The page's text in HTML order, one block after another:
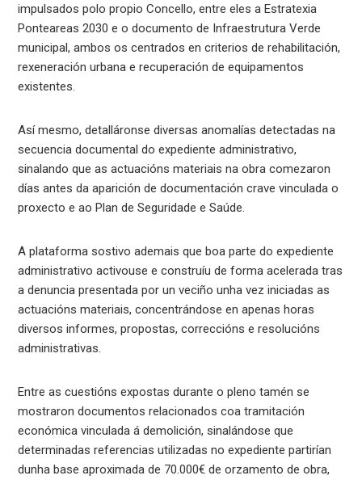
impulsados polo propio Concello, entre eles a Estratexia
Ponteareas 2030 e o documento de Infraestrutura Verde
municipal, ambos os centrados en criterios de rehabilitación,
rexeneración urbana e recuperación de equipamentos
existentes.
Así mesmo, detalláronse diversas anomalías detectadas na
secuencia documental do expediente administrativo,
sinalando que as actuacións materiais na obra comezaron
días antes da aparición de documentación crave vinculada o
proxecto e ao Plan de Seguridade e Saúde.
A plataforma sostivo ademais que boa parte do expediente
administrativo activouse e construíu de forma acelerada tras
a denuncia presentada por un veciño unha vez iniciadas as
actuacións materiais, concentrándose en apenas horas
diversos informes, propostas, correccións e resolucións
administrativas.
Entre as cuestións expostas durante o pleno tamén se
mostraron documentos relacionados coa tramitación
económica vinculada á demolición, sinalándose que
determinadas referencias utilizadas no expediente partirían
dunha base aproximada de 70.000€ de orzamento de obra,